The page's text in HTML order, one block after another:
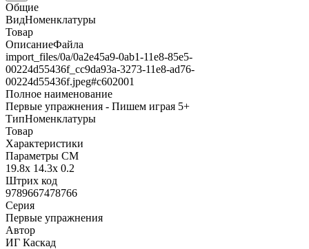
Общие
ВидНоменклатуры
Товар
ОписаниеФайла
import_files/0a/0a2e45a9-0ab1-11e8-85e5-
00224d55436f_cc9da93a-3273-11e8-ad76-
00224d55436f.jpeg#с602001
Полное наименование
Первые упражнения - Пишем играя 5+
ТипНоменклатуры
Товар
Характеристики
Параметры СМ
19.8x 14.3x 0.2
Штрих код
9789667478766
Серия
Первые упражнения
Автор
ИГ Каскад